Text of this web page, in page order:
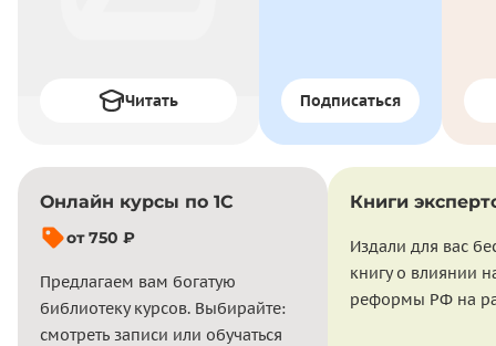
Читать Подписаться
Онлайн курсы по 1С
от 750 ₽
Предлагаем вам богатую
библиотеку курсов. Выбирайте:
смотреть записи или обучаться
Книги
Издали для вас
книгу о влиянии
реформы РФ на